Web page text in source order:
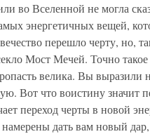
во Вселенной не могла
энергетичных вещей,
перешло черту, но,
Мост Мечей. Точно
велика. Вы выразили
Вот что воистину значит
переход черты в новой
дать вам новый дар,